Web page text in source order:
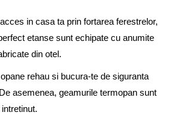
in casa ta prin fortarea ferestrelor,
etanse sunt echipate cu anumite
din otel.
rehau si bucura-te de siguranta
asemenea, geamurile termopan sunt